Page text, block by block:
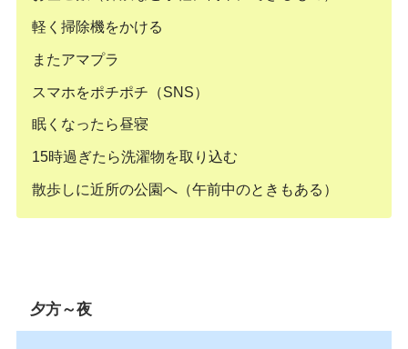
軽く掃除機をかける
またアマプラ
スマホをポチポチ（SNS）
眠くなったら昼寝
15時過ぎたら洗濯物を取り込む
散歩しに近所の公園へ（午前中のときもある）
夕方～夜